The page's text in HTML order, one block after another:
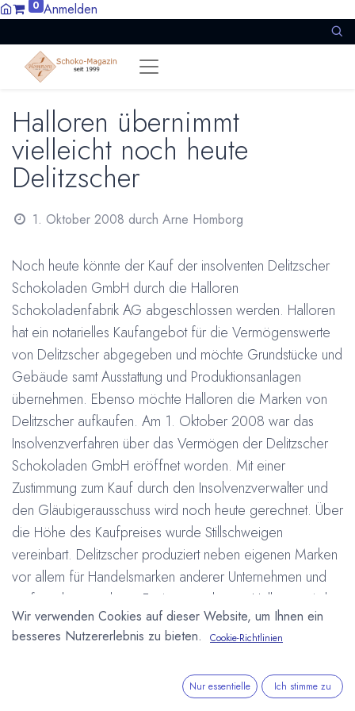
0 Anmelden
Halloren übernimmt
vielleicht noch heute
Delitzscher
1. Oktober 2008 durch Arne Homborg
Noch heute könnte der Kauf der insolventen Delitzscher
Schokoladen GmbH durch die Halloren
Schokoladenfabrik AG abgeschlossen werden. Halloren
hat ein notarielles Kaufangebot für die Vermögenswerte
von Delitzscher abgegeben und möchte Grundstücke und
Gebäude samt Ausstattung und Produktionsanlagen
übernehmen. Ebenso möchte Halloren die Marken von
Delitzscher aufkaufen. Am 1. Oktober 2008 war das
Insolvenzverfahren über das Vermögen der Delitzscher
Schokoladen GmbH eröffnet worden. Mit einer
Zustimmung zum Kauf durch den Insolvenzverwalter und
den Gläubigerausschuss wird noch heute gerechnet. Über
die Höhe des Kaufpreises wurde Stillschweigen
vereinbart. Delitzscher produziert neben eigenen Marken
vor allem für Handelsmarken anderer Unternehmen und
verfügt über moderne Fertigungsanlagen. Halloren wird
den Betrieb von Delitzscher mit einer neu gegründeten
Tochtergesellschaft fortführen und plant zunächst 130
beschäftigen. Für das erste Geschäftsjahr plant man einen
Wir verwenden Cookies auf dieser Website, um Ihnen ein
besseres Nutzererlebnis zu bieten.
Cookie-Richtlinien
Nur essentielle Ich stimme zu